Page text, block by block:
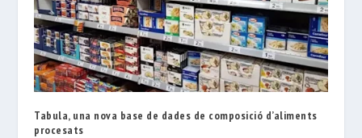
Tabula, una nova base de dades de composició d’aliments
procesats